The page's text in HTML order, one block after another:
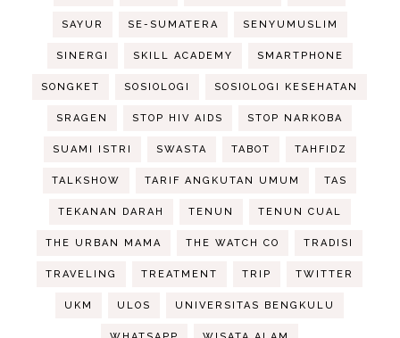
SAYUR SE-SUMATERA SENYUMUSLIM
SINERGI SKILL ACADEMY SMARTPHONE
SONGKET SOSIOLOGI SOSIOLOGI KESEHATAN
SRAGEN STOP HIV AIDS STOP NARKOBA
SUAMI ISTRI SWASTA TABOT TAHFIDZ
TALKSHOW TARIF ANGKUTAN UMUM TAS
TEKANAN DARAH TENUN TENUN CUAL
THE URBAN MAMA THE WATCH CO TRADISI
TRAVELING TREATMENT TRIP TWITTER
UKM ULOS UNIVERSITAS BENGKULU